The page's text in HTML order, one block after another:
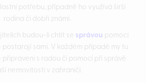
potřebu, případně ho využívá širší
rodina či dobří známí.
budou-li chtít se správou pomoci
postarají sami. V každém případě my tu
s radou či pomocí při správě
nemovitosti v zahraničí.